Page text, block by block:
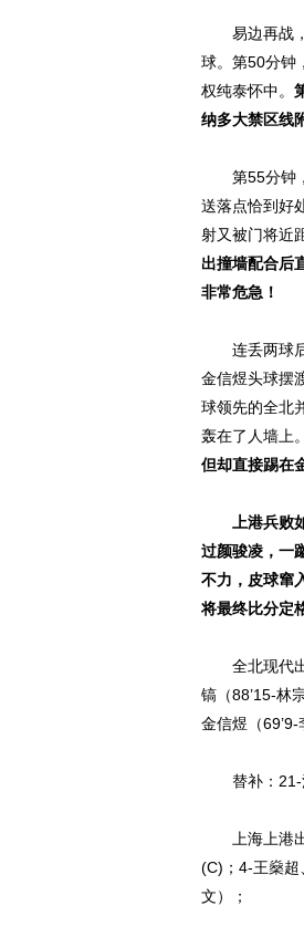
易边再战，
球。第50分钟
权纯泰怀中。
纳多大禁区线
第55分钟，
送落点恰到好
射又被门将近
出撞墙配合后
非常危急！
连丢两球后
金信煜头球摆
球领先的全北
轰在了人墙上。
但却直接踢在
上港兵
过颜骏凌，一
不力，皮球窜
将最终比分定
全北现代出
镐（88’15-林
金信煜（69’9-
替补：21-洪
上海上港出
(C)；4-王燊超
文）；